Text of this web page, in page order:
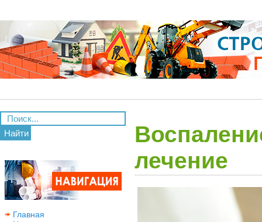
Найти
Главная
лечение